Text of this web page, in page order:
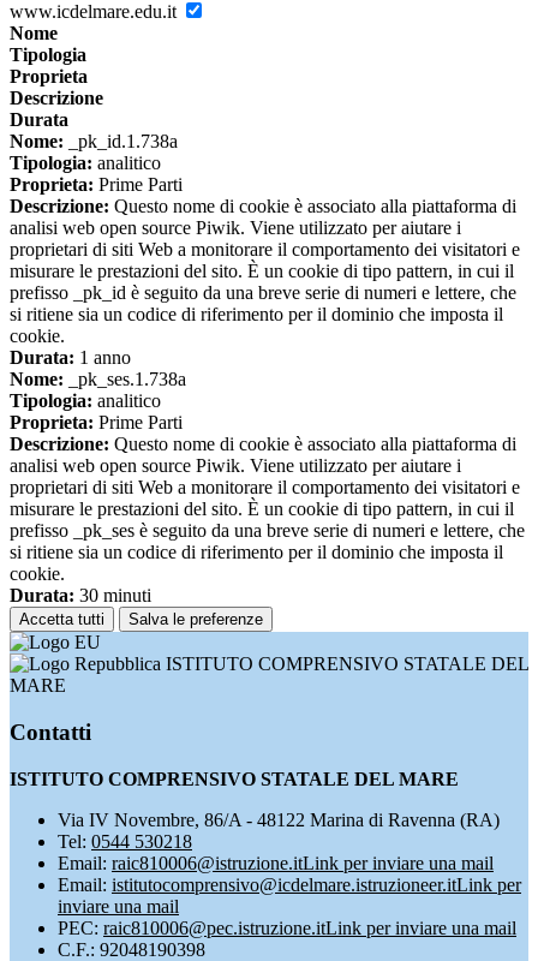
www.icdelmare.edu.it
Nome
Tipologia
Proprieta
Descrizione
Durata
Nome: _pk_id.1.738a
Tipologia: analitico
Proprieta: Prime Parti
Descrizione: Questo nome di cookie è associato alla piattaforma di
analisi web open source Piwik. Viene utilizzato per aiutare i
proprietari di siti Web a monitorare il comportamento dei visitatori e
misurare le prestazioni del sito. È un cookie di tipo pattern, in cui il
prefisso _pk_id è seguito da una breve serie di numeri e lettere, che
si ritiene sia un codice di riferimento per il dominio che imposta il
cookie.
Durata: 1 anno
Nome: _pk_ses.1.738a
Tipologia: analitico
Proprieta: Prime Parti
Descrizione: Questo nome di cookie è associato alla piattaforma di
analisi web open source Piwik. Viene utilizzato per aiutare i
proprietari di siti Web a monitorare il comportamento dei visitatori e
misurare le prestazioni del sito. È un cookie di tipo pattern, in cui il
prefisso _pk_ses è seguito da una breve serie di numeri e lettere, che
si ritiene sia un codice di riferimento per il dominio che imposta il
cookie.
Durata: 30 minuti
Accetta tutti Salva le preferenze
ISTITUTO COMPRENSIVO STATALE DEL
MARE
Contatti
ISTITUTO COMPRENSIVO STATALE DEL MARE
Via IV Novembre, 86/A - 48122 Marina di Ravenna (RA)
Tel: 0544 530218
Email: raic810006@istruzione.itLink per inviare una mail
Email: istitutocomprensivo@icdelmare.istruzioneer.itLink per
inviare una mail
PEC: raic810006@pec.istruzione.itLink per inviare una mail
C.F.: 92048190398